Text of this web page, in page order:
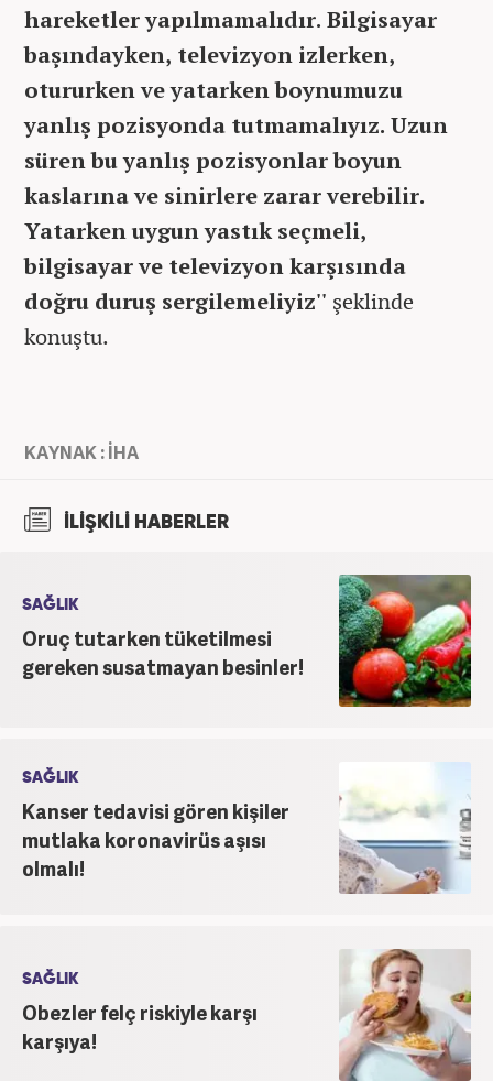
hareketler yapılmamalıdır. Bilgisayar
başındayken, televizyon izlerken,
otururken ve yatarken boynumuzu
yanlış pozisyonda tutmamalıyız. Uzun
süren bu yanlış pozisyonlar boyun
kaslarına ve sinirlere zarar verebilir.
Yatarken uygun yastık seçmeli,
bilgisayar ve televizyon karşısında
doğru duruş sergilemeliyiz'' şeklinde
konuştu.
KAYNAK : İHA
İLİŞKİLİ HABERLER
SAĞLIK
Oruç tutarken tüketilmesi
gereken susatmayan besinler!
SAĞLIK
Kanser tedavisi gören kişiler
mutlaka koronavirüs aşısı
olmalı!
SAĞLIK
Obezler felç riskiyle karşı
karşıya!